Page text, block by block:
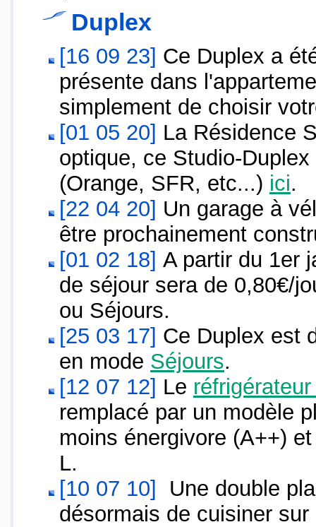
Duplex
[16 09 23] Ce Duplex a
présente dans
simplement de choisir
[01 05 20] La Résidence
optique, ce Studio-
(Orange, SFR, etc...) ici.
[22 04 20] Un garage à
être prochainement
[01 02 18] A partir du 1er
de séjour sera de 0,80€/
ou Séjours.
[25 03 17] Ce Duplex est
en mode Séjours.
[12 07 12] Le réfrigérateur
remplacé par un modèle
moins énergivore (A++)
L.
[10 07 10]
Une double
désormais de cuisiner